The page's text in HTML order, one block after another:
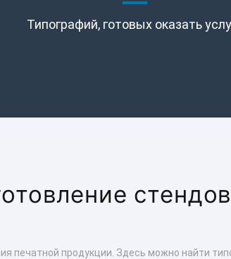
Типографий, готовых оказать
печатной продукции. Здесь можно найти